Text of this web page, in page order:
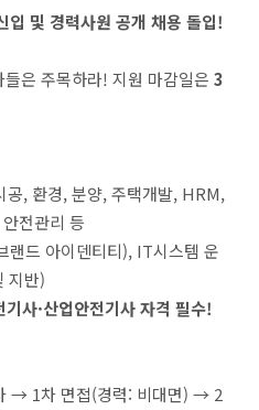
및 경력사원 공개 채용 돌입!
은 주목하라! 지원 마감일은 3
공, 환경, 분양, 주택개발, HRM,
전관리 등
랜드 아이덴티티), IT시스템 운
지반)
사·산업안전기사 자격 필수!
→ 1차 면접(경력: 비대면) → 2